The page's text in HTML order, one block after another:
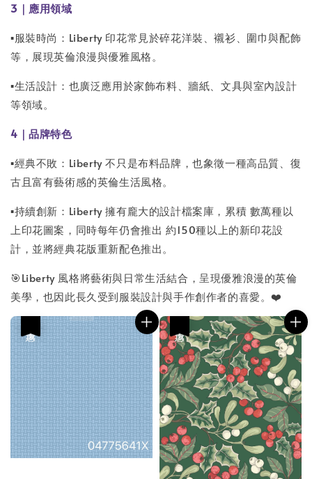
3｜應用領域
▪️服裝時尚：Liberty 印花常見於碎花洋裝、襯衫、圍巾與配飾
等，展現英倫浪漫與優雅風格。
▪️生活設計：也廣泛應用於家飾布料、牆紙、文具與室內設計
等領域。
4｜品牌特色
▪️經典不敗：Liberty 不只是布料品牌，也象徵一種高品質、復
古且富有藝術感的英倫生活風格。
▪️持續創新：Liberty 擁有龐大的設計檔案庫，累積 數萬種以
上印花圖案，同時每年仍會推出 約150種以上的新印花設
計，並將經典花版重新配色推出。
🎯Liberty 風格將藝術與日常生活結合，呈現優雅浪漫的英倫
美學，也因此長久受到服裝設計與手作創作者的喜愛。❤️